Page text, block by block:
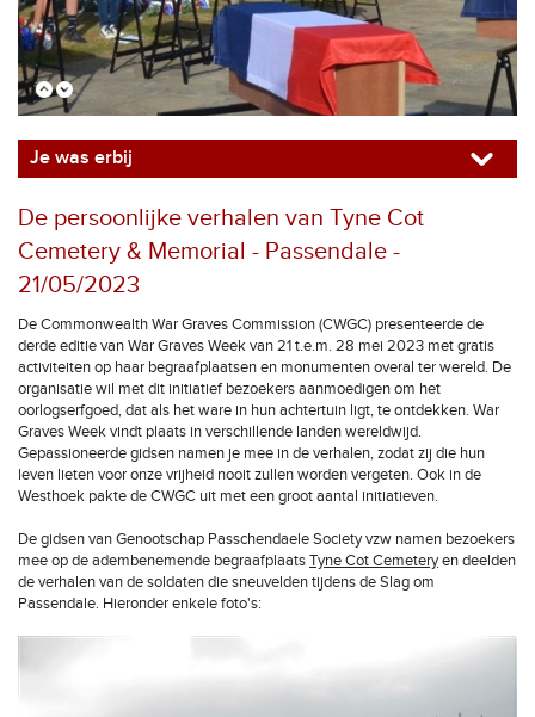
Je was erbij
De persoonlijke verhalen van Tyne Cot
Cemetery & Memorial - Passendale -
21/05/2023
De Commonwealth War Graves Commission (CWGC) presenteerde de
derde editie van War Graves Week van 21 t.e.m. 28 mei 2023 met gratis
activiteiten op haar begraafplaatsen en monumenten overal ter wereld. De
organisatie wil met dit initiatief bezoekers aanmoedigen om het
oorlogserfgoed, dat als het ware in hun achtertuin ligt, te ontdekken. War
Graves Week vindt plaats in verschillende landen wereldwijd.
Gepassioneerde gidsen namen je mee in de verhalen, zodat zij die hun
leven lieten voor onze vrijheid nooit zullen worden vergeten. Ook in de
Westhoek pakte de CWGC uit met een groot aantal initiatieven.
De gidsen van Genootschap Passchendaele Society vzw namen bezoekers
mee op de adembenemende begraafplaatsTyne Cot Cemeteryen deelden
de verhalen van de soldaten die sneuvelden tijdens de Slag om
Passendale. Hieronder enkele foto's: